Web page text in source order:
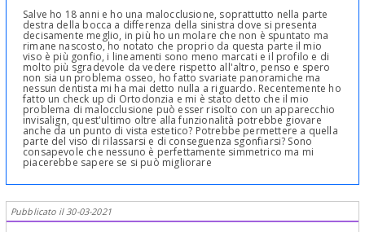
Salve ho 18 anni e ho una malocclusione, soprattutto nella parte
destra della bocca a differenza della sinistra dove si presenta
decisamente meglio, in più ho un molare che non è spuntato ma
rimane nascosto, ho notato che proprio da questa parte il mio
viso è più gonfio, i lineamenti sono meno marcati e il profilo e di
molto più sgradevole da vedere rispetto all'altro, penso e spero
non sia un problema osseo, ho fatto svariate panoramiche ma
nessun dentista mi ha mai detto nulla a riguardo. Recentemente ho
fatto un check up di Ortodonzia e mi è stato detto che il mio
problema di malocclusione può esser risolto con un apparecchio
invisalign, quest'ultimo oltre alla funzionalità potrebbe giovare
anche da un punto di vista estetico? Potrebbe permettere a quella
parte del viso di rilassarsi e di conseguenza sgonfiarsi? Sono
consapevole che nessuno è perfettamente simmetrico ma mi
piacerebbe sapere se si può migliorare
Pubblicato il 30-03-2021